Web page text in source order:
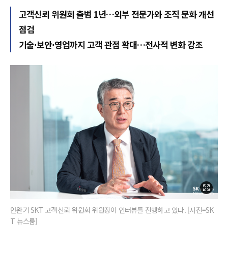
고객신뢰 위원회 출범 1년…외부 전문가와 조직 문화 개선
점검
기술·보안·영업까지 고객 관점 확대…전사적 변화 강조
안완기 SKT 고객신뢰 위원회 위원장이 인터뷰를 진행하고 있다. [사진=SK
T 뉴스룸]